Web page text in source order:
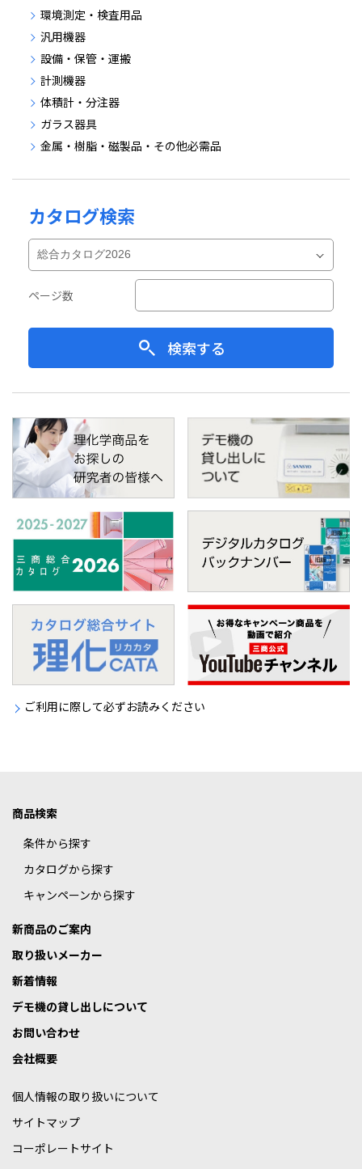
環境測定・検査用品
汎用機器
設備・保管・運搬
計測機器
体積計・分注器
ガラス器具
金属・樹脂・磁製品・その他必需品
カタログ検索
ページ数
検索する
ご利用に際して必ずお読みください
商品検索
条件から探す
カタログから探す
キャンペーンから探す
新商品のご案内
取り扱いメーカー
新着情報
デモ機の貸し出しについて
お問い合わせ
会社概要
個人情報の取り扱いについて
サイトマップ
コーポレートサイト